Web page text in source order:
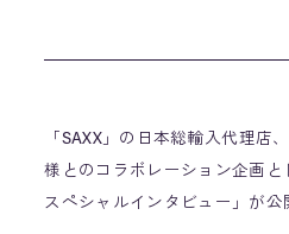
「SAXX」の日本総輸入代理店
様とのコラボレーション企画と
スペシャルインタビュー」が公